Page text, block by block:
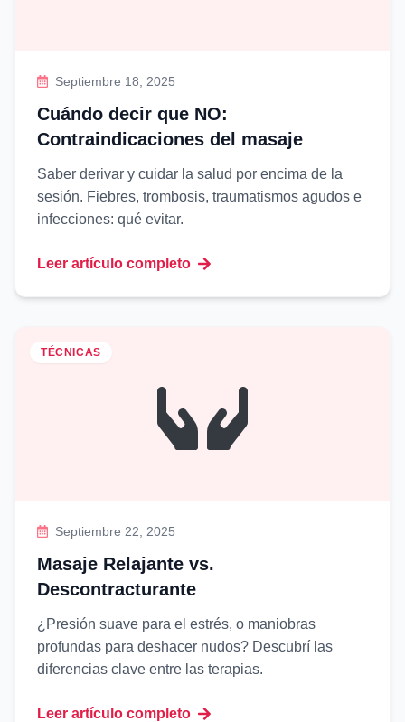
Septiembre 18, 2025
Cuándo decir que NO:
Contraindicaciones del masaje
Saber derivar y cuidar la salud por encima de la
sesión. Fiebres, trombosis, traumatismos agudos e
infecciones: qué evitar.
Leer artículo completo
TÉCNICAS
Septiembre 22, 2025
Masaje Relajante vs.
Descontracturante
¿Presión suave para el estrés, o maniobras
profundas para deshacer nudos? Descubrí las
diferencias clave entre las terapias.
Leer artículo completo